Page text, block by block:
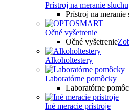
Prístroj na meranie sluchu
Prístroj na meranie
Očné vyšetrenie
Očné vyšetrenie
Alkoholtestery
Laboratórne pomôcky
Laboratórne
Iné meracie prístroje